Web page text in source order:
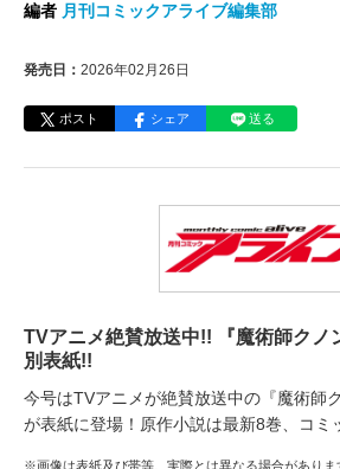
編者 月刊コミックアライブ編集部
発売日： 2026年02月26日
ポスト シェア 送る
TVアニメ絶賛放送中!! 『魔術師クノ
別表紙!!
今号はTVアニメが絶賛放送中の『魔術師
が表紙に登場！原作小説は最新8巻、コミ
※画像は表紙及び帯等、実際とは異なる場合がありま